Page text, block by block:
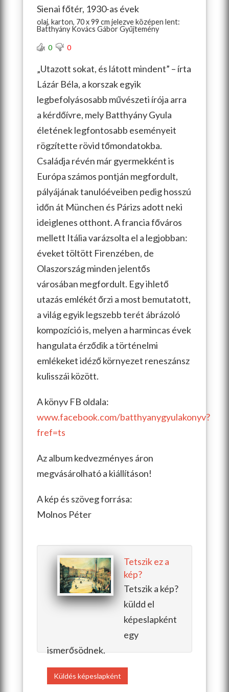
Sienai főtér, 1930-as évek
olaj, karton, 70 x 99 cm jelezve középen lent:
Batthyány Kovács Gábor Gyűjtemény
0 0
„Utazott sokat, és látott mindent” – írta
Lázár Béla, a korszak egyik
legbefolyásosabb művészeti írója arra
a kérdőívre, mely Batthyány Gyula
életének legfontosabb eseményeit
rögzítette rövid tőmondatokba.
Családja révén már gyermekként is
Európa számos pontján megfordult,
pályájának tanulóéveiben pedig hosszú
időn át München és Párizs adott neki
ideiglenes otthont. A francia főváros
mellett Itália varázsolta el a legjobban:
éveket töltött Firenzében, de
Olaszország minden jelentős
városában megfordult. Egy ihlető
utazás emlékét őrzi a most bemutatott,
a világ egyik legszebb terét ábrázoló
kompozíció is, melyen a harmincas évek
hangulata érződik a történelmi
emlékeket idéző környezet reneszánsz
kulisszái között.
A könyv FB oldala:
www.facebook.com/batthyanygyulakonyv?
fref=ts
Az album kedvezményes áron
megvásárolható a kiállításon!
A kép és szöveg forrása:
Molnos Péter
Tetszik ez a
kép?
Tetszik a kép?
küldd el
képeslapként
egy
ismerősödnek.
Küldés képeslapként